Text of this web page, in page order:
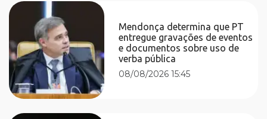
Mendonça determina que PT
entregue gravações de eventos
e documentos sobre uso de
verba pública
08/08/2026 15:45